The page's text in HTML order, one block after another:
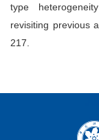
type
revisiting previous
217.